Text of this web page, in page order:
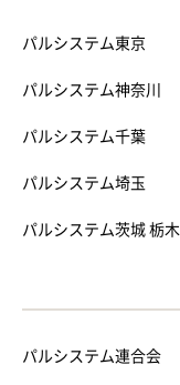
パルシステム東京
パルシステム神奈川
パルシステム千葉
パルシステム埼玉
パルシステム茨城 栃木
パルシステム連合会